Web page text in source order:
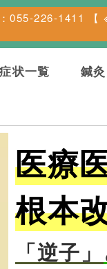
055-226-1411 【
状一覧 鍼
医療
根本
「逆子